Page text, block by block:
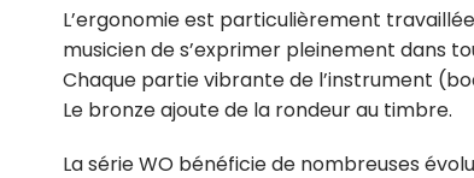
L’ergonomie est particulièrement
musicien de s’exprimer pleinement dans
Chaque partie vibrante de l’instrument
Le bronze ajoute de la rondeur au timbre.
La série WO bénéficie de nombreuses